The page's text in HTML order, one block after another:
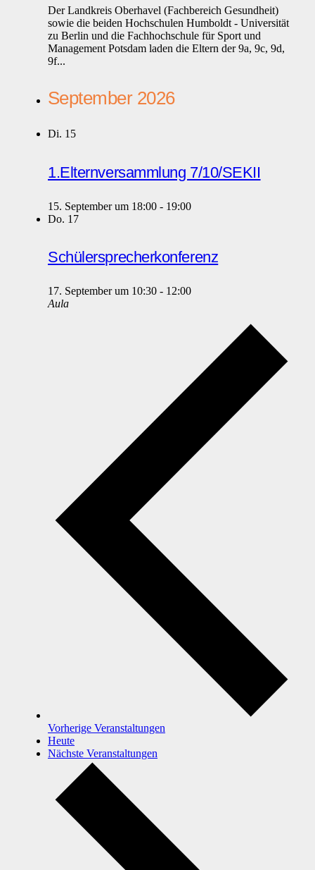
Der Landkreis Oberhavel (Fachbereich Gesundheit)
sowie die beiden Hochschulen Humboldt - Universität
zu Berlin und die Fachhochschule für Sport und
Management Potsdam laden die Eltern der 9a, 9c, 9d,
9f...
September 2026
Di. 15
1.Elternversammlung 7/10/SEKII
15. September um 18:00 - 19:00
Do. 17
Schülersprecherkonferenz
17. September um 10:30 - 12:00
Aula
Vorherige Veranstaltungen
Heute
Nächste Veranstaltungen